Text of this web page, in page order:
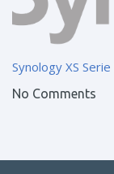
Synology XS Serie
No Comments